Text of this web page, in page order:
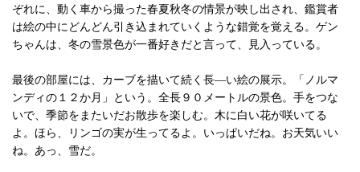
ぞれに、動く車から撮った春夏秋冬の情景が映し出され、鑑賞者
は絵の中にどんどん引き込まれていくような錯覚を覚える。ゲン
ちゃんは、冬の雪景色が一番好きだと言って、見入っている。
最後の部屋には、カーブを描いて続く長―い絵の展示。「ノルマ
ンディの１２か月」という。全長９０メートルの景色。手をつな
いで、季節をまたいだお散歩を楽しむ。木に白い花が咲いてる
よ。ほら、リンゴの実が生ってるよ。いっぱいだね。お天気いい
ね。あっ、雪だ。